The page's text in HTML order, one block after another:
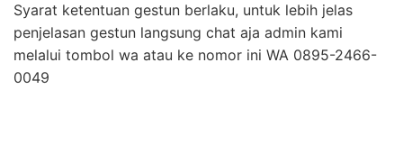
Syarat ketentuan gestun berlaku, untuk lebih jelas
penjelasan gestun langsung chat aja admin kami
melalui tombol wa atau ke nomor ini WA 0895-2466-
0049